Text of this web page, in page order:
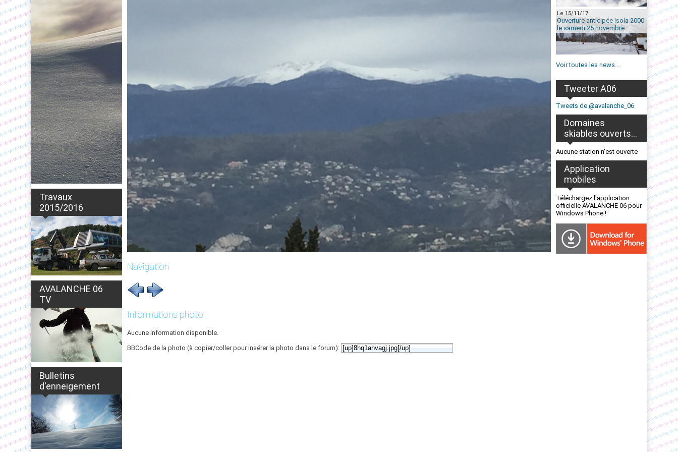
Travaux
2015/2016
AVALANCHE 06
TV
Bulletins
d'enneigement
Navigation
Informations photo
Aucune information disponible.
BBCode de la photo (à copier/coller pour insérer la photo dans le forum):
Le 15/11/17
Ouverture anticipée Isola 2000
le samedi 25 novembre
Voir toutes les news...
Tweeter A06
Tweets de @avalanche_06
Domaines
skiables ouverts...
Aucune station n'est ouverte
Application
mobiles
Téléchargez l'application
officielle AVALANCHE 06 pour
Windows Phone !